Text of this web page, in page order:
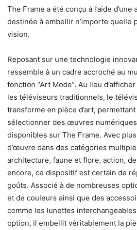
The Frame a été conçu à l’aide
destinée à embellir n’importe quelle
vision.
Reposant sur une technologie
ressemble à un cadre accroché au
fonction “Art Mode”. Au lieu
les téléviseurs traditionnels, le
transforme en pièce d’art,
sélectionner des œuvres
disponibles sur The Frame. Avec
d’œuvre dans des catégories
architecture, faune et flore, action,
encore, ce dispositif est certain de
goûts. Associé à de nombreuses
et de couleurs ainsi que des
comme les lunettes
option, il embellit véritablement la